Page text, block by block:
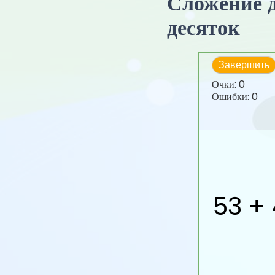
десяток
Завершить
Очки: 0
Ошибки: 0
53 +